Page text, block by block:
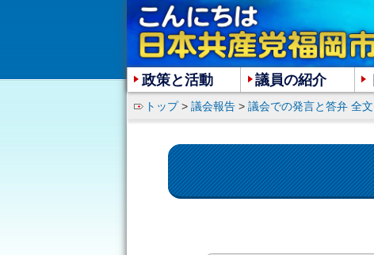
トップ> 議会報告 > 議会での発言と答弁 全文
政策と活動 議員の紹介